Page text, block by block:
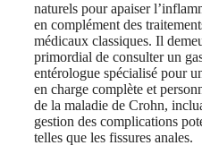
naturels pour apaiser
en complément des
médicaux classiques. Il
primordial de consulter un
entérologue spécialisé pour
en charge complète et
de la maladie de Crohn,
gestion des complications
telles que les fissures anales.